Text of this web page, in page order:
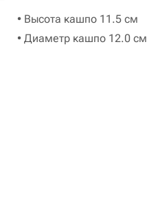
• Высота кашпо 11.5 см
• Диаметр кашпо 12.0 см